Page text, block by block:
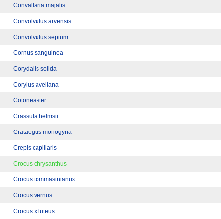
Convallaria majalis
Convolvulus arvensis
Convolvulus sepium
Cornus sanguinea
Corydalis solida
Corylus avellana
Cotoneaster
Crassula helmsii
Crataegus monogyna
Crepis capillaris
Crocus chrysanthus
Crocus tommasinianus
Crocus vernus
Crocus x luteus